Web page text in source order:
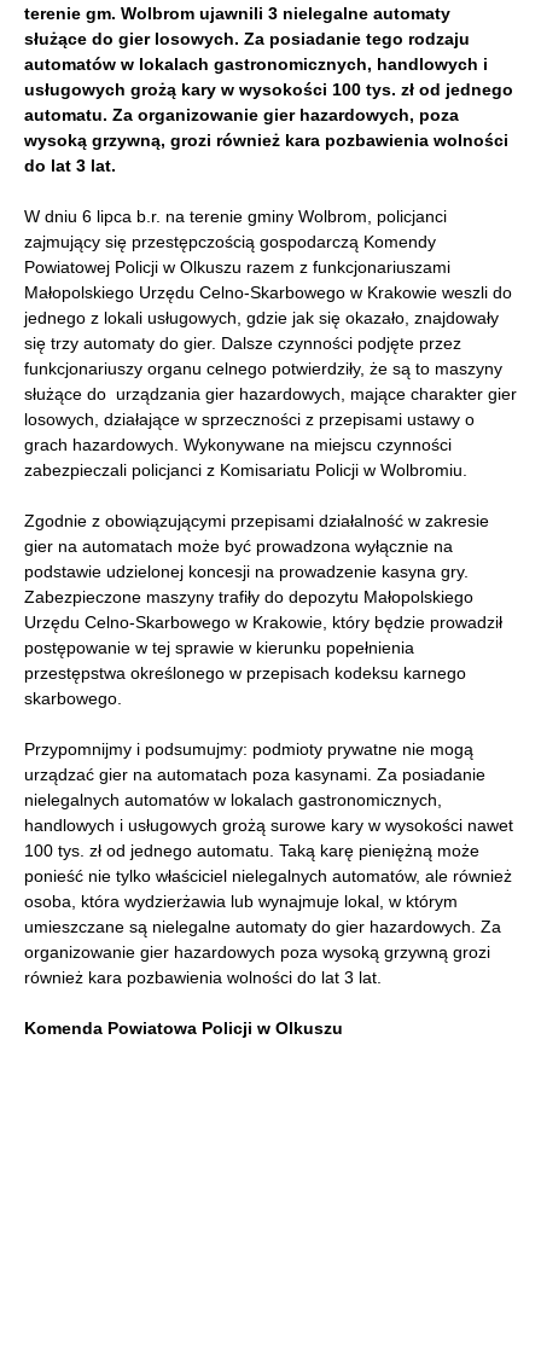
terenie gm. Wolbrom ujawnili 3 nielegalne automaty
służące do gier losowych. Za posiadanie tego rodzaju
automatów w lokalach gastronomicznych, handlowych i
usługowych grożą kary w wysokości 100 tys. zł od jednego
automatu. Za organizowanie gier hazardowych, poza
wysoką grzywną, grozi również kara pozbawienia wolności
do lat 3 lat.
W dniu 6 lipca b.r. na terenie gminy Wolbrom, policjanci
zajmujący się przestępczością gospodarczą Komendy
Powiatowej Policji w Olkuszu razem z funkcjonariuszami
Małopolskiego Urzędu Celno-Skarbowego w Krakowie weszli do
jednego z lokali usługowych, gdzie jak się okazało, znajdowały
się trzy automaty do gier. Dalsze czynności podjęte przez
funkcjonariuszy organu celnego potwierdziły, że są to maszyny
służące do urządzania gier hazardowych, mające charakter gier
losowych, działające w sprzeczności z przepisami ustawy o
grach hazardowych. Wykonywane na miejscu czynności
zabezpieczali policjanci z Komisariatu Policji w Wolbromiu.
Zgodnie z obowiązującymi przepisami działalność w zakresie
gier na automatach może być prowadzona wyłącznie na
podstawie udzielonej koncesji na prowadzenie kasyna gry.
Zabezpieczone maszyny trafiły do depozytu Małopolskiego
Urzędu Celno-Skarbowego w Krakowie, który będzie prowadził
postępowanie w tej sprawie w kierunku popełnienia
przestępstwa określonego w przepisach kodeksu karnego
skarbowego.
Przypomnijmy i podsumujmy: podmioty prywatne nie mogą
urządzać gier na automatach poza kasynami. Za posiadanie
nielegalnych automatów w lokalach gastronomicznych,
handlowych i usługowych grożą surowe kary w wysokości nawet
100 tys. zł od jednego automatu. Taką karę pieniężną może
ponieść nie tylko właściciel nielegalnych automatów, ale również
osoba, która wydzierżawia lub wynajmuje lokal, w którym
umieszczane są nielegalne automaty do gier hazardowych. Za
organizowanie gier hazardowych poza wysoką grzywną grozi
również kara pozbawienia wolności do lat 3 lat.
Komenda Powiatowa Policji w Olkuszu